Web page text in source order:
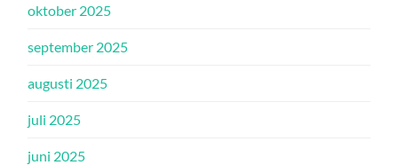
oktober 2025
september 2025
augusti 2025
juli 2025
juni 2025